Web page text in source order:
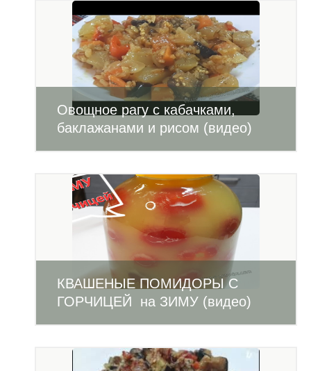
Овощное рагу с кабачками,
баклажанами и рисом (видео)
КВАШЕНЫЕ ПОМИДОРЫ С
ГОРЧИЦЕЙ на ЗИМУ (видео)